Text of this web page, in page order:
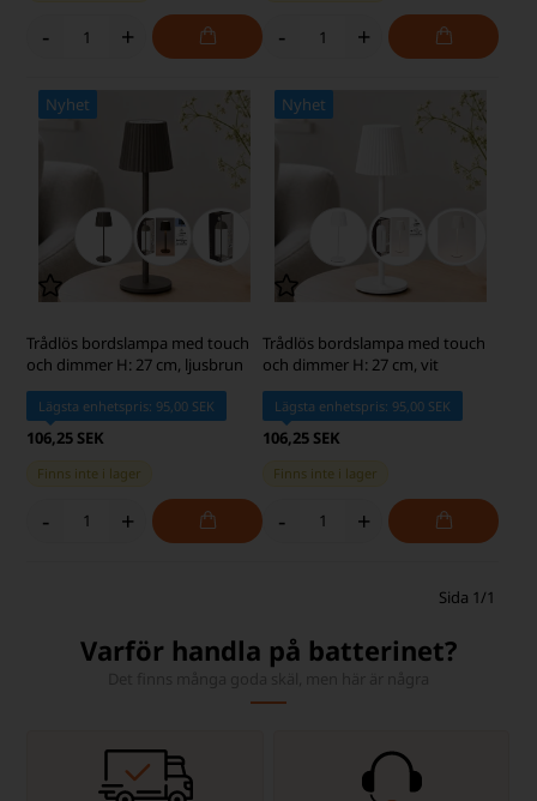
- + - +
Nyhet
Trådlös bordslampa med touch
och dimmer H: 27 cm, ljusbrun
Lägsta enhetspris: 95,00 SEK
106,25 SEK
Finns inte i lager
- +
Nyhet
Trådlös bordslampa med touch
och dimmer H: 27 cm, vit
Lägsta enhetspris: 95,00 SEK
106,25 SEK
Finns inte i lager
- +
Sida 1/1
Varför handla på batterinet?